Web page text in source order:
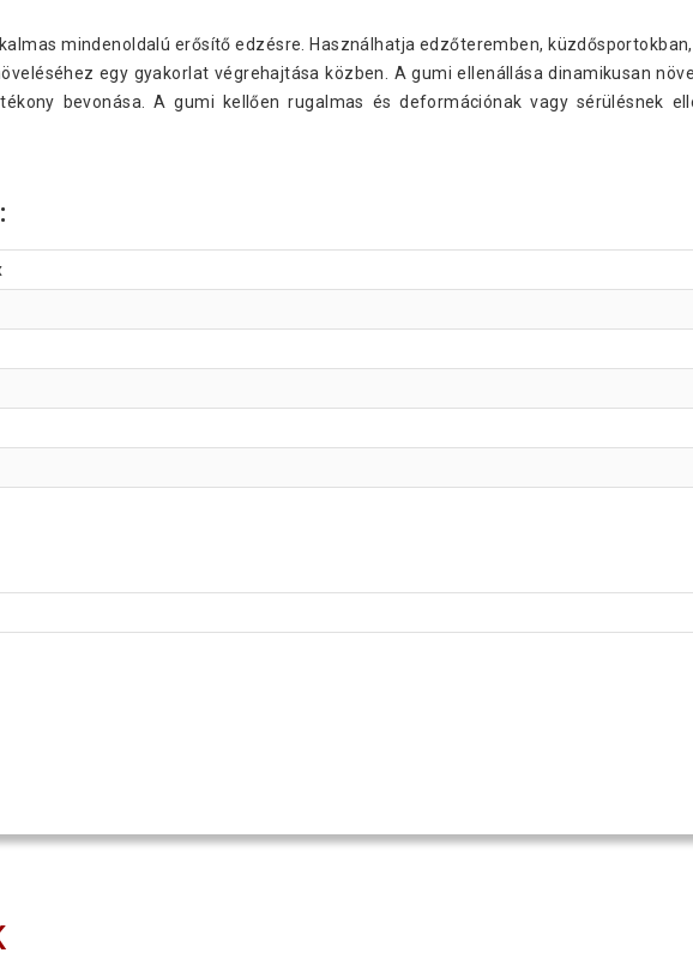
mindenoldalú erősítő edzésre. Használhatja edzőteremben,
egy gyakorlat végrehajtása közben. A gumi ellenállása dinamikusan
bevonása. A gumi kellően rugalmas és deformációnak vagy sérülésnek